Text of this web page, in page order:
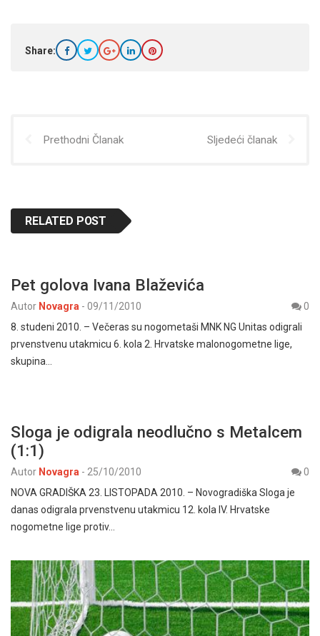
Share:
Prethodni Članak Sljedeći članak
RELATED POST
Pet golova Ivana Blaževića
Autor Novagra - 09/11/2010
0
8. studeni 2010. – Večeras su nogometaši MNK NG Unitas odigrali
prvenstvenu utakmicu 6. kola 2. Hrvatske malonogometne lige,
skupina…
Sloga je odigrala neodlučno s Metalcem
(1:1)
Autor Novagra - 25/10/2010
0
NOVA GRADIŠKA 23. LISTOPADA 2010. – Novogradiška Sloga je
danas odigrala prvenstvenu utakmicu 12. kola IV. Hrvatske
nogometne lige protiv…